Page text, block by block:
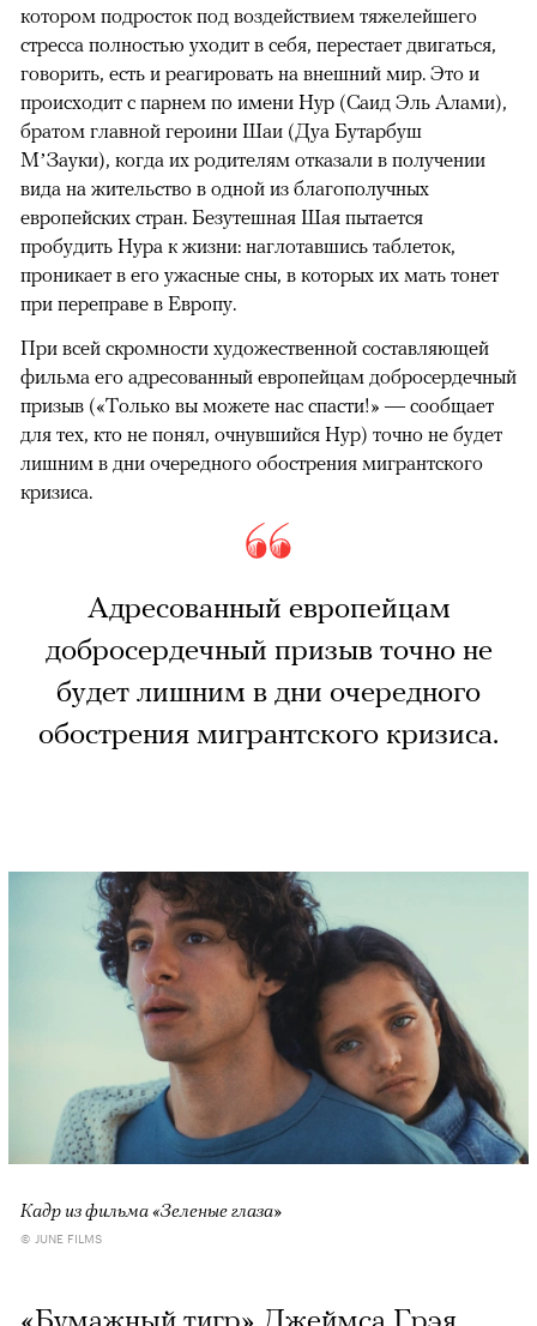
котором подросток под воздействием тяжелейшего
стресса полностью уходит в себя, перестает двигаться,
говорить, есть и реагировать на внешний мир. Это и
происходит с парнем по имени Нур (Саид Эль Алами),
братом главной героини Шаи (Дуа Бутарбуш
М’Зауки), когда их родителям отказали в получении
вида на жительство в одной из благополучных
европейских стран. Безутешная Шая пытается
пробудить Нура к жизни: наглотавшись таблеток,
проникает в его ужасные сны, в которых их мать тонет
при переправе в Европу.
При всей скромности художественной составляющей
фильма его адресованный европейцам добросердечный
призыв («Только вы можете нас спасти!» — сообщает
для тех, кто не понял, очнувшийся Нур) точно не будет
лишним в дни очередного обострения мигрантского
кризиса.
Адресованный европейцам
добросердечный призыв точно не
будет лишним в дни очередного
обострения мигрантского кризиса.
Кадр из фильма «Зеленые глаза»
© JUNE FILMS
«Бумажный тигр» Джеймса Грэя